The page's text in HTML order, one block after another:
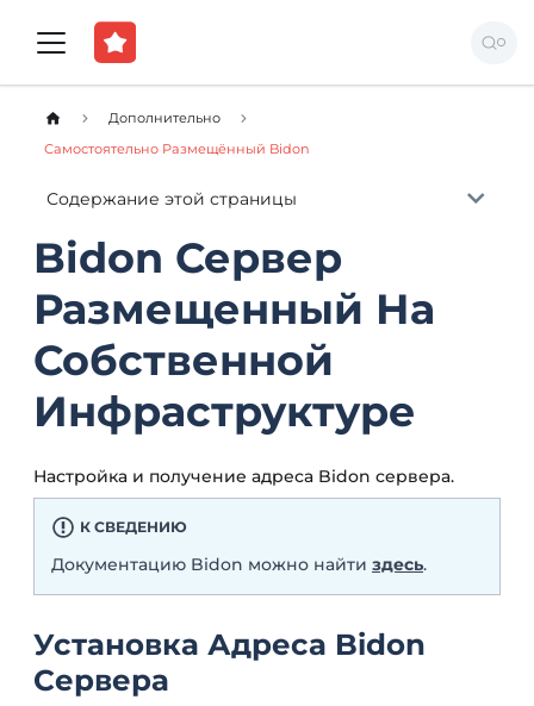
Дополнительно
Самостоятельно Размещённый Bidon
Содержание этой страницы
Bidon Сервер
Размещенный На
Собственной
Инфраструктуре
Настройка и получение адреса Bidon сервера.
К СВЕДЕНИЮ
Документацию Bidon можно найти здесь.
Установка Адреса Bidon
Сервера